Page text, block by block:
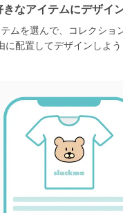
きなアイテムにデザイ
ムを選んで、
コレクショ
に配置してデザインしよう